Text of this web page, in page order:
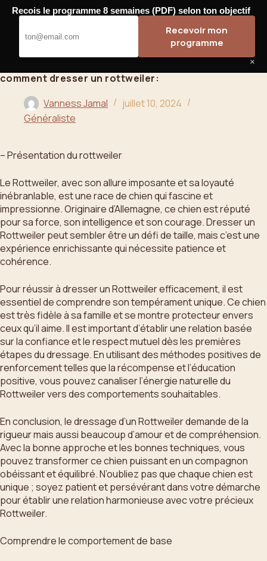
Passer
contenu
Bahoo
comment dresser un rottweiler:
Vanness Jamal
juillet 10, 2024
Généraliste
– Présentation du rottweiler
Le Rottweiler, avec son allure imposante et sa loyauté
inébranlable, est une race de chien qui fascine et
impressionne. Originaire d’Allemagne, ce chien est réputé
pour sa force, son intelligence et son courage. Dresser un
Rottweiler peut sembler être un défi de taille, mais c’est une
expérience enrichissante qui nécessite patience et
cohérence.
Pour réussir à dresser un Rottweiler efficacement, il est
essentiel de comprendre son tempérament unique. Ce chien
est très fidèle à sa famille et se montre protecteur envers
ceux qu’il aime. Il est important d’établir une relation basée
sur la confiance et le respect mutuel dès les premières
étapes du dressage. En utilisant des méthodes positives de
renforcement telles que la récompense et l’éducation
positive, vous pouvez canaliser l’énergie naturelle du
Rottweiler vers des comportements souhaitables.
En conclusion, le dressage d’un Rottweiler demande de la
rigueur mais aussi beaucoup d’amour et de compréhension.
Avec la bonne approche et les bonnes techniques, vous
pouvez transformer ce chien puissant en un compagnon
obéissant et équilibré. N’oubliez pas que chaque chien est
unique ; soyez patient et persévérant dans votre démarche
pour établir une relation harmonieuse avec votre précieux
Rottweiler.
Comprendre le comportement de base
Recois le programme 8 semaines (PDF) selon ton objectif
Recevoir mon
programme
×